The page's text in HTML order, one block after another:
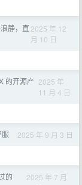
静，直 2025 年 12
月 10 日
的开源产 2025 年
11 月 4 日
2025 年 9 月 3 日
的
2025 年 7 月